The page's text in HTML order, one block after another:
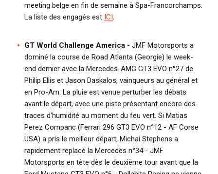
meeting belge en fin de semaine à Spa-Francorchamps.
La liste des engagés est ICI.
GT World Challenge America - JMF Motorsports a
dominé la course de Road Atlanta (Georgie) le week-
end dernier avec la Mercedes-AMG GT3 EVO n°27 de
Philip Ellis et Jason Daskalos, vainqueurs au général et
en Pro-Am. La pluie est venue perturber les débats
avant le départ, avec une piste présentant encore des
traces d'humidité au moment du feu vert. Si Matias
Perez Companc (Ferrari 296 GT3 EVO n°12 - AF Corse
USA) a pris le meilleur départ, Michai Stephens a
rapidement replacé la Mercedes n°34 - JMF
Motorsports en tête dès le deuxième tour avant que la